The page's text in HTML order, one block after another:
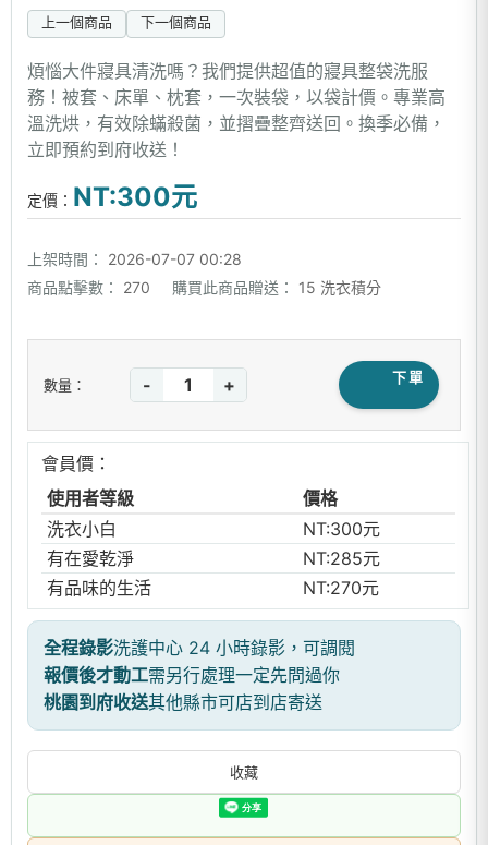
上一個商品 下一個商品
煩惱大件寢具清洗嗎？我們提供超值的寢具整袋洗服
務！被套、床單、枕套，一次裝袋，以袋計價。專業高
溫洗烘，有效除蟎殺菌，並摺疊整齊送回。換季必備，
立即預約到府收送！
定價： NT:300元
上架時間：
2026-07-07 00:28
商品點擊數：
270 購買此商品贈送： 15 洗衣積分
數量： - + 下單
會員價：
使用者等級
價格
洗衣小白
NT:300元
有在愛乾淨
NT:285元
有品味的生活
NT:270元
全程錄影洗護中心 24 小時錄影，可調閱
報價後才動工需另行處理一定先問過你
桃園到府收送其他縣市可店到店寄送
收藏